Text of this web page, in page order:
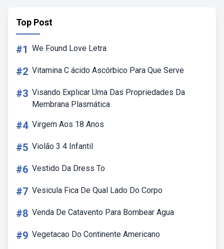
Top Post
#1 We Found Love Letra
#2 Vitamina C ácido Ascórbico Para Que Serve
#3 Visando Explicar Uma Das Propriedades Da
Membrana Plasmática
#4 Virgem Aos 18 Anos
#5 Violão 3 4 Infantil
#6 Vestido Da Dress To
#7 Vesicula Fica De Qual Lado Do Corpo
#8 Venda De Catavento Para Bombear Agua
#9 Vegetacao Do Continente Americano